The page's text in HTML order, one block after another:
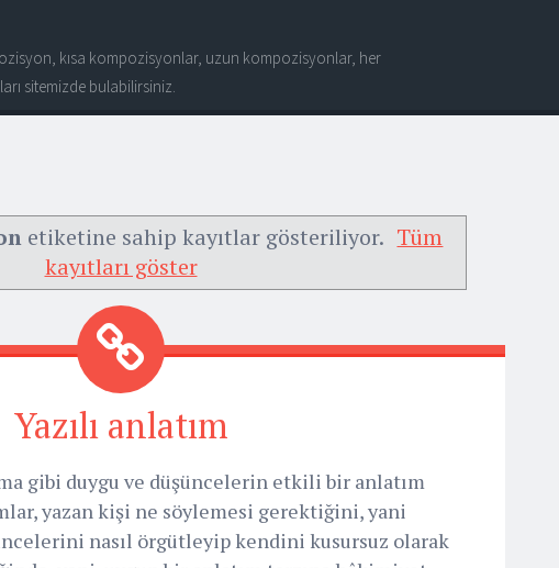
kısa kompozisyonlar, uzun kompozisyonlar, her
sitemizde bulabilirsiniz.
etiketine sahip kayıtlar gösteriliyor. Tüm
kayıtları göster
Yazılı anlatım
gibi duygu ve düşüncelerin etkili bir anlatım
yazan kişi ne söylemesi gerektiğini, yani
nasıl örgütleyip kendini kusursuz olarak